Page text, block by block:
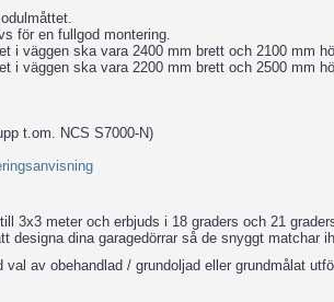
för en fullgod montering.
i väggen ska vara 2400 mm brett och 2100 mm
i väggen ska vara 2200 mm brett och 2500 mm
t.om. NCS S7000-N)
3x3 meter och erbjuds i 18 graders och 21
designa dina garagedörrar så de snyggt matchar
av obehandlad / grundoljad eller grundmålat